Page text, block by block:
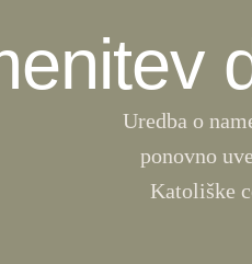
Uredba o
ponovno
Katoliške
(Slovenski